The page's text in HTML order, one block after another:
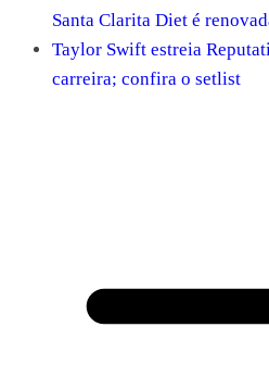
Santa Clarita Diet é
Taylor Swift estreia
carreira; confira o setlist